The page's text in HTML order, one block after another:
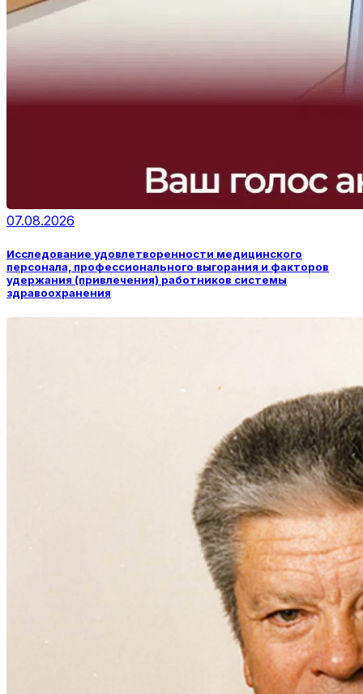
07.08.2026
Исследование удовлетворенности медицинского
персонала, профессионального выгорания и факторов
удержания (привлечения) работников системы
здравоохранения